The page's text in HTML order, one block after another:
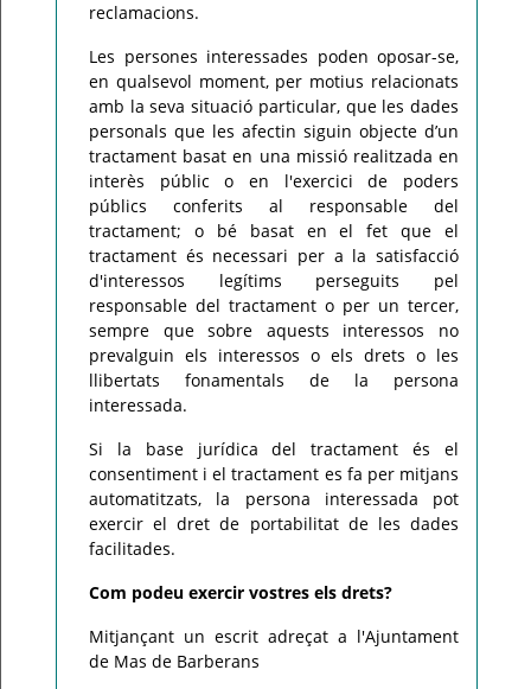
reclamacions.
Les persones interessades poden oposar-se,
en qualsevol moment, per motius relacionats
amb la seva situació particular, que les dades
personals que les afectin siguin objecte d’un
tractament basat en una missió realitzada en
interès públic o en l'exercici de poders
públics conferits al responsable del
tractament; o bé basat en el fet que el
tractament és necessari per a la satisfacció
d'interessos legítims perseguits pel
responsable del tractament o per un tercer,
sempre que sobre aquests interessos no
prevalguin els interessos o els drets o les
llibertats fonamentals de la persona
interessada.
Si la base jurídica del tractament és el
consentiment i el tractament es fa per mitjans
automatitzats, la persona interessada pot
exercir el dret de portabilitat de les dades
facilitades.
Com podeu exercir vostres els drets?
Mitjançant un escrit adreçat a l'Ajuntament
de Mas de Barberans